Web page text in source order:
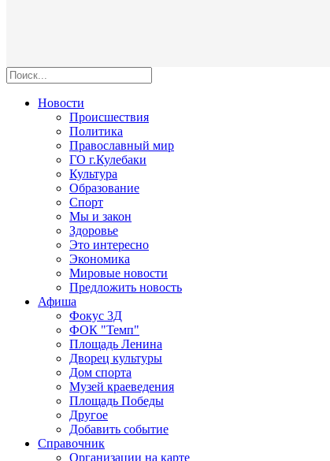
Новости
Происшествия
Политика
Православный мир
ГО г.Кулебаки
Культура
Образование
Спорт
Мы и закон
Здоровье
Это интересно
Экономика
Мировые новости
Предложить новость
Афиша
Фокус 3Д
ФОК "Темп"
Площадь Ленина
Дворец культуры
Дом спорта
Музей краеведения
Площадь Победы
Другое
Добавить событие
Справочник
Организации на карте